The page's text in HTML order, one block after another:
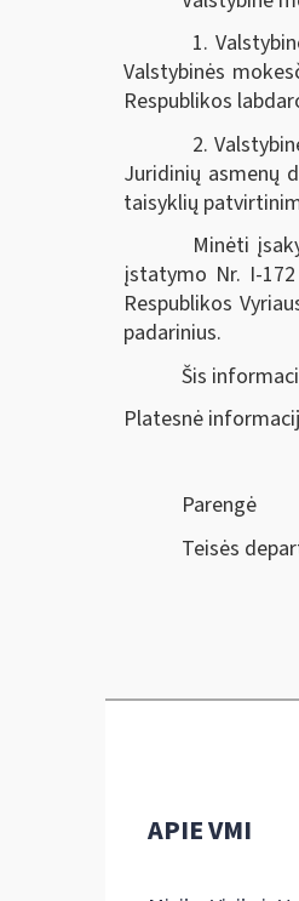
1.
Valstybinės
Respublikos
2.
Juridinių asmenų
taisyklių
Minėti
įstatymo Nr. I-
Respublikos
padarinius.
Šis
Platesnė
Parengė
Teisės
APIE VMI